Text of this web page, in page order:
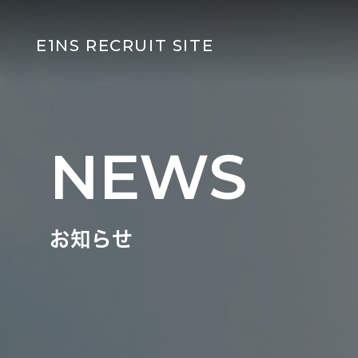
E1NS RECRUIT SITE
NEWS
お知らせ